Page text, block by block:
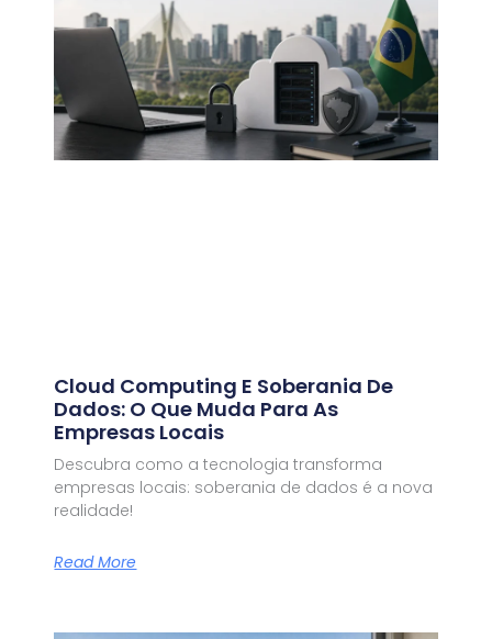
Cloud Computing E Soberania De
Dados: O Que Muda Para As
Empresas Locais
Descubra como a tecnologia transforma
empresas locais: soberania de dados é a nova
realidade!
Read More